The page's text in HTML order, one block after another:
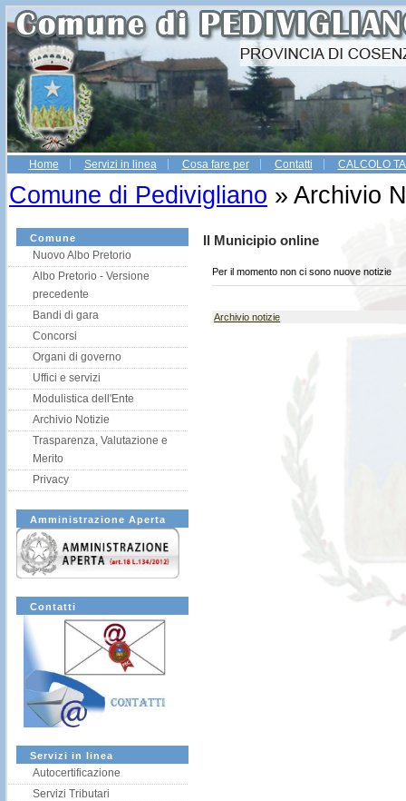
Home Servizi in linea Cosa fare per Contatti
CALCOLO
Comune di Pedivigliano » Archivio
Comune
Nuovo Albo Pretorio
Albo Pretorio - Versione
precedente
Bandi di gara
Concorsi
Organi di governo
Uffici e servizi
Modulistica dell'Ente
Archivio Notizie
Trasparenza, Valutazione e
Merito
Privacy
Amministrazione Aperta
Contatti
Servizi in linea
Autocertificazione
Servizi Tributari
Il Municipio online
Per il momento non ci sono nuove notizie
Archivio notizie